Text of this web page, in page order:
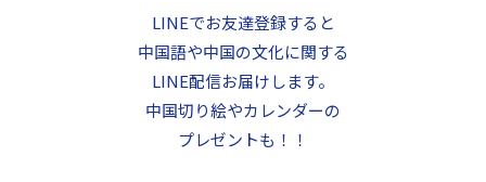
LINEでお友達登録すると
中国語や中国の文化に関する
LINE配信お届けします。
中国切り絵やカレンダーの
プレゼントも！！